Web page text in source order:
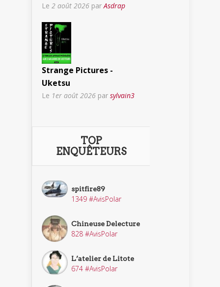
Le 2 août 2026 par Asdrap
Strange Pictures -
Uketsu
Le 1er août 2026 par sylvain3
TOP
ENQUÊTEURS
spitfire89
1349 #AvisPolar
Chineuse Delecture
828 #AvisPolar
L’atelier de Litote
674 #AvisPolar